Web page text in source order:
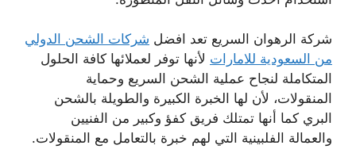
شركة الرهوان السريع تعد افضل شركات الشحن الدولي
من السعودية للامارات لأنها توفر لعملائها كافة الحلول
المتكاملة لنجاح عملية الشحن السريع وحماية
المنقولات، لأن لها الخبرة الكبيرة والطويلة بالشحن
البري كما أنها تمتلك فريق كفؤ وكبير من الفنيين
والعمالة الفلبينية التي لهم خبرة بالتعامل مع المنقولات.